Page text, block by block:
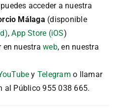
acceder a nuestra
Málaga (disponible
,App Store (iOS)
en nuestraweb, en nuestra
y Telegramo llamar
al Público 955 038 665.